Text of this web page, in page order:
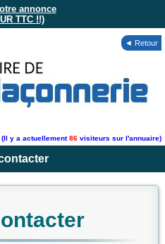
annonce
TTC !!)
◄ Retour
(Il y a actuellement86 visiteurs sur l'annuaire)